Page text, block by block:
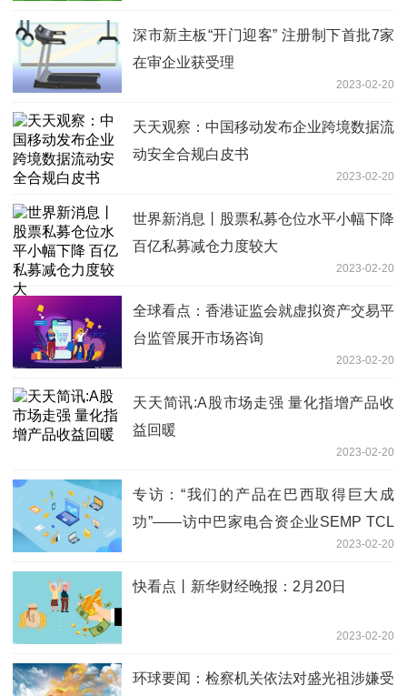
深市新主板“开门迎客” 注册制下首批7家
在审企业获受理
2023-02-20
天天观察：中国移动发布企业跨境数据流
动安全合规白皮书
2023-02-20
世界新消息丨股票私募仓位水平小幅下降
百亿私募减仓力度较大
2023-02-20
全球看点：香港证监会就虚拟资产交易平
台监管展开市场咨询
2023-02-20
天天简讯:A股市场走强 量化指增产品收
益回暖
2023-02-20
专访：“我们的产品在巴西取得巨大成
功”——访中巴家电合资企业SEMP TCL
2023-02-20
快看点丨新华财经晚报：2月20日
2023-02-20
环球要闻：检察机关依法对盛光祖涉嫌受